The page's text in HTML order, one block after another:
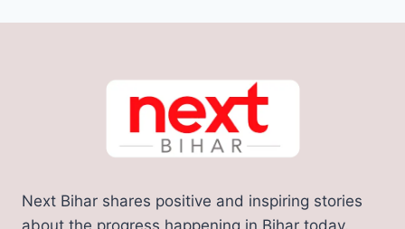
Next Bihar shares positive and inspiring stories